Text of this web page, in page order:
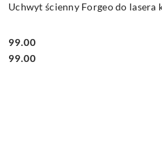
Uchwyt ścienny Forgeo do lasera
Cena:
99.00
Cena:
99.00